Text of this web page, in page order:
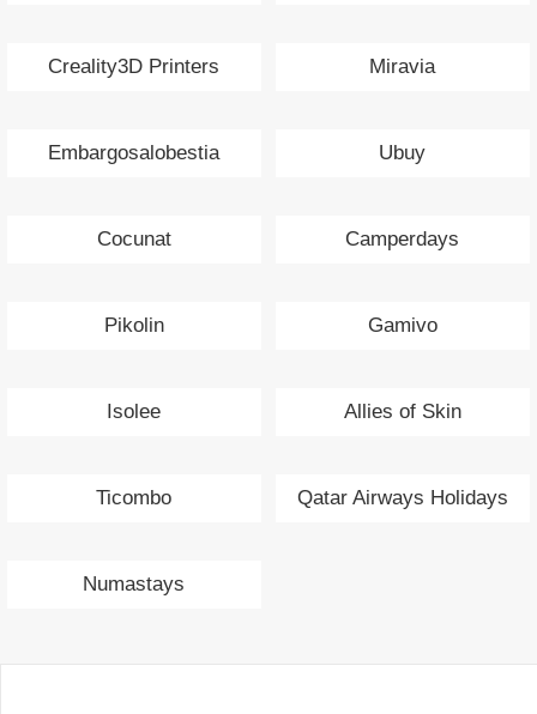
Creality3D Printers Miravia
Embargosalobestia Ubuy
Cocunat Camperdays
Pikolin Gamivo
Isolee Allies of Skin
Ticombo Qatar Airways Holidays
Numastays